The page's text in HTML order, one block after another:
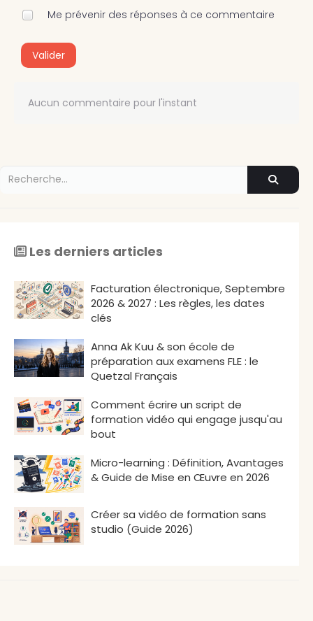
Me prévenir des réponses à ce commentaire
Valider
Aucun commentaire pour l'instant
Les derniers articles
Facturation électronique, Septembre
2026 & 2027 : Les règles, les dates
clés
Anna Ak Kuu & son école de
préparation aux examens FLE : le
Quetzal Français
Comment écrire un script de
formation vidéo qui engage jusqu'au
bout
Micro-learning : Définition, Avantages
& Guide de Mise en Œuvre en 2026
Créer sa vidéo de formation sans
studio (Guide 2026)